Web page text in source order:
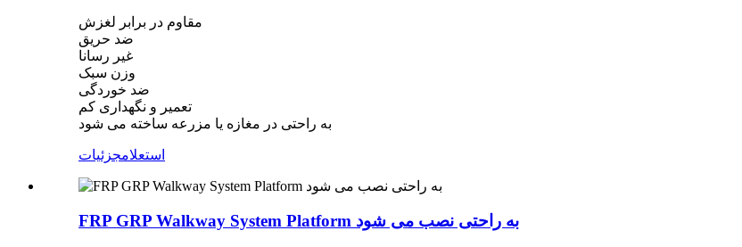
مقاوم در برابر لغزش
ضد حریق
غیر رسانا
وزن سبک
ضد خوردگی
تعمیر و نگهداری کم
به راحتی در مغازه یا مزرعه ساخته می شود
استعلامجزئیات
FRP GRP Walkway System Platform به راحتی نصب می شود